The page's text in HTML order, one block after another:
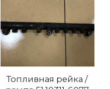
Топливная рейка /